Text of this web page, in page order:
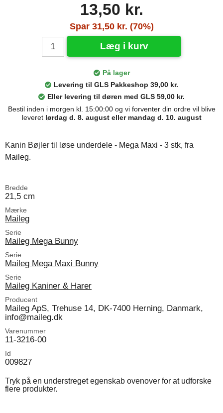
13,50 kr.
Spar 31,50 kr. (70%)
Læg i kurv
På lager
Levering til GLS Pakkeshop 39,00 kr.
Eller levering til døren med GLS 59,00 kr.
Bestil inden i morgen kl. 15:00:00 og vi forventer din ordre vil blive
leveret lørdag d. 8. august eller mandag d. 10. august
Kanin Bøjler til løse underdele - Mega Maxi - 3 stk, fra
Maileg.
Bredde
21,5 cm
Mærke
Maileg
Serie
Maileg Mega Bunny
Serie
Maileg Mega Maxi Bunny
Serie
Maileg Kaniner & Harer
Producent
Maileg ApS, Trehuse 14, DK-7400 Herning, Danmark,
info@maileg.dk
Varenummer
11-3216-00
Id
009827
Tryk på en understreget egenskab ovenover for at udforske
flere produkter.